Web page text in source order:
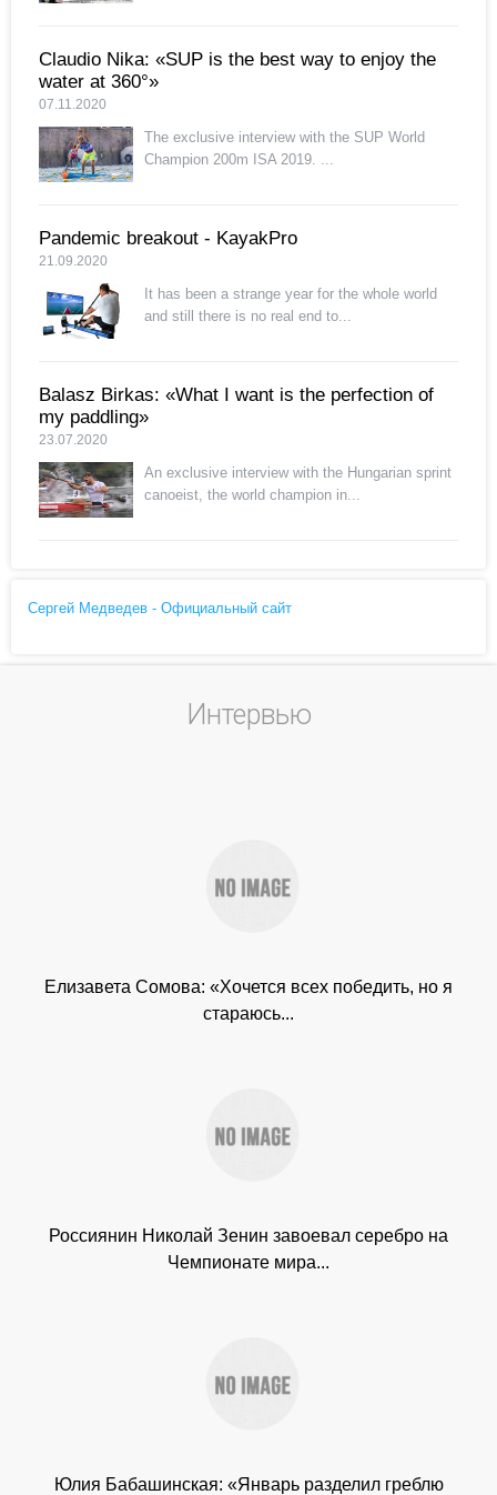
Claudio Nika: «SUP is the best way to enjoy the
water at 360°»
07.11.2020
The exclusive interview with the SUP World
Champion 200m ISA 2019. ...
Pandemic breakout - KayakPro
21.09.2020
It has been a strange year for the whole world
and still there is no real end to...
Balasz Birkas: «What I want is the perfection of
my paddling»
23.07.2020
An exclusive interview with the Hungarian sprint
canoeist, the world champion in...
Сергей Медведев - Официальный сайт
Интервью
Елизавета Сомова: «Хочется всех победить, но я
стараюсь...
Россиянин Николай Зенин завоевал серебро на
Чемпионате мира...
Юлия Бабашинская: «Январь разделил греблю